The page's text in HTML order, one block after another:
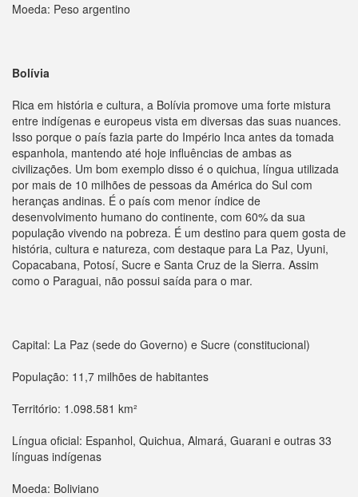
Moeda: Peso argentino
Bolívia
Rica em história e cultura, a Bolívia promove uma forte mistura
entre indígenas e europeus vista em diversas das suas nuances.
Isso porque o país fazia parte do Império Inca antes da tomada
espanhola, mantendo até hoje influências de ambas as
civilizações. Um bom exemplo disso é o quichua, língua utilizada
por mais de 10 milhões de pessoas da América do Sul com
heranças andinas. É o país com menor índice de
desenvolvimento humano do continente, com 60% da sua
população vivendo na pobreza. É um destino para quem gosta de
história, cultura e natureza, com destaque para La Paz, Uyuni,
Copacabana, Potosí, Sucre e Santa Cruz de la Sierra. Assim
como o Paraguai, não possui saída para o mar.
Capital: La Paz (sede do Governo) e Sucre (constitucional)
População: 11,7 milhões de habitantes
Território: 1.098.581 km²
Língua oficial: Espanhol, Quichua, Almará, Guarani e outras 33
línguas indígenas
Moeda: Boliviano